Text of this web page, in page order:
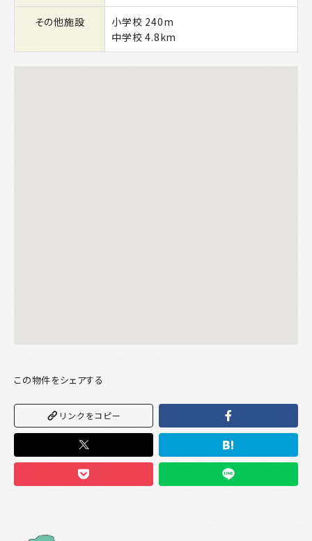
その他施設
小学校 240m
中学校 4.8km
この物件をシェアする
リンクをコピー